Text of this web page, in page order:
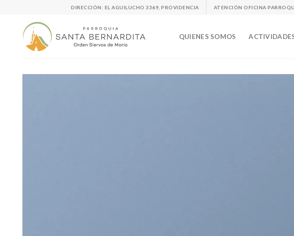
content
DIRECCIÓN: EL AGUILUCHO 3369, PROVIDENCIA ATENCIÓN OFICINA
QUIENES SOMOS